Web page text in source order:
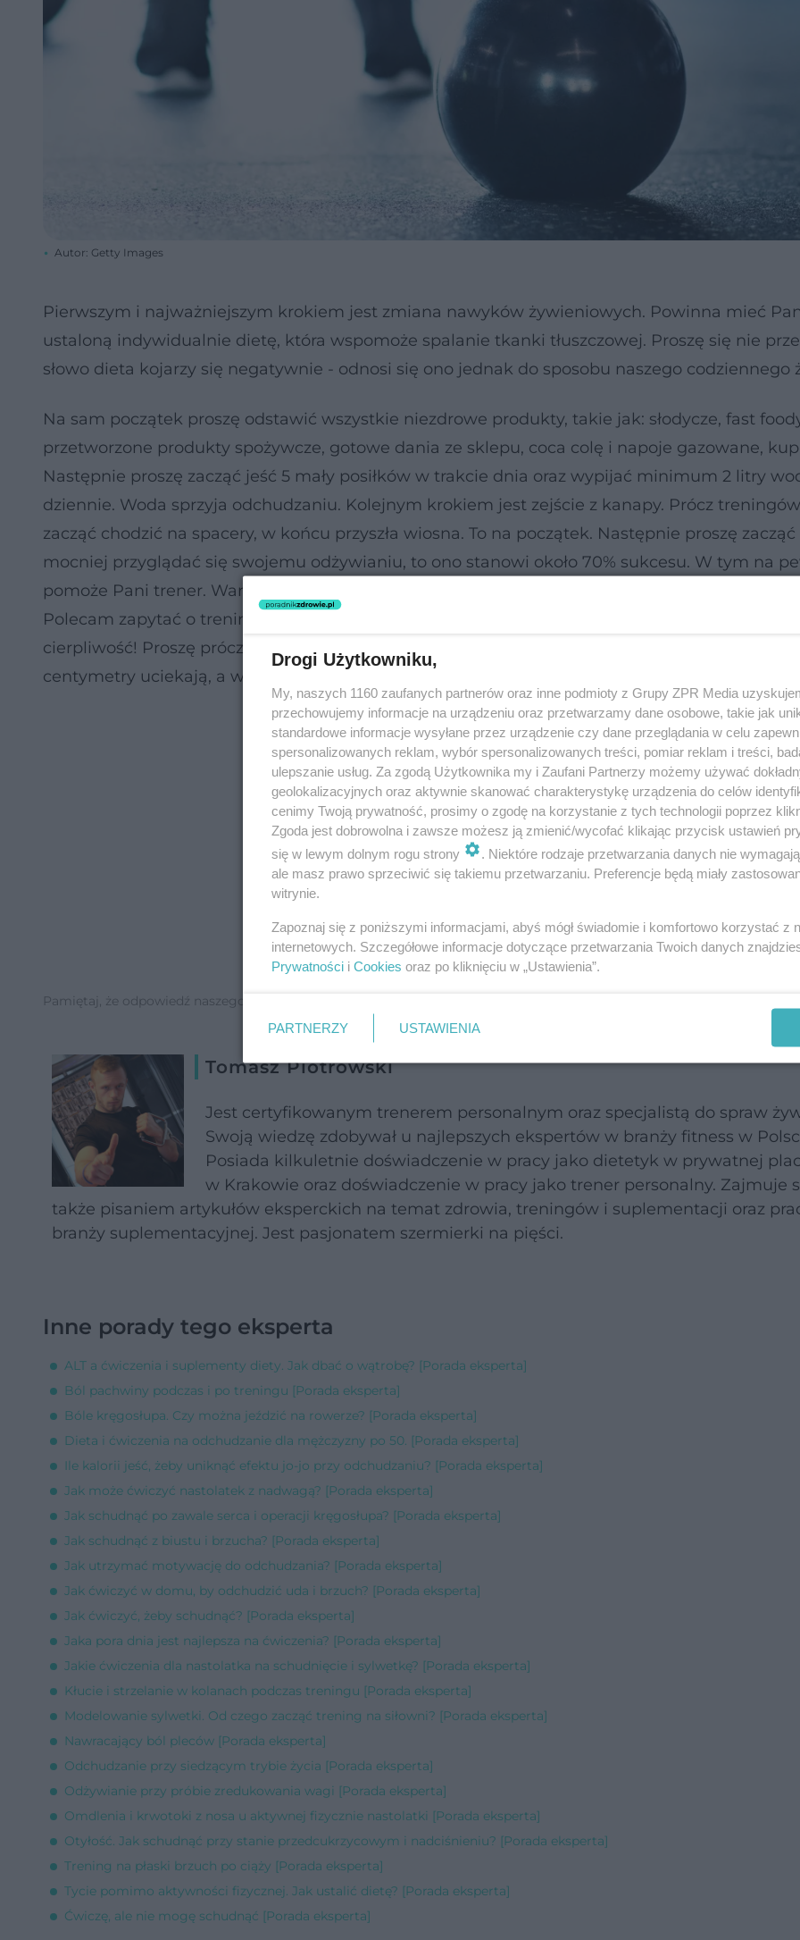
Autor: Getty Images
Pierwszym i najważniejszym krokiem jest zmiana nawyków żywieniowych. Powinna mieć
ustaloną indywidualnie dietę, która wspomoże spalanie tkanki tłuszczowej. Proszę się nie
słowo dieta kojarzy się negatywnie - odnosi się ono jednak do sposobu naszego codziennego
Na sam początek proszę odstawić wszystkie niezdrowe produkty, takie jak: słodycze, fast
przetworzone produkty spożywcze, gotowe dania ze sklepu, coca colę i napoje gazowane,
Następnie proszę zacząć jeść 5 mały posiłków w trakcie dnia oraz wypijać minimum 2 litry
dziennie. Woda sprzyja odchudzaniu. Kolejnym krokiem jest zejście z kanapy. Prócz
zacząć chodzić na spacery, w końcu przyszła wiosna. To na początek. Następnie proszę zacząć
mocniej przyglądać się swojemu odżywianiu, to ono stanowi około 70% sukcesu. W tym na
pomoże Pani trener. Warto również porozmawiać trenerem nad formą treningu
Polecam zapytać o trening z odważnikami kulowymi kettlebells. Ostatnią ważną rzeczą jest
cierpliwość! Proszę prócz wagi mierzyć również obwody ciała. Bardzo często zdarza się tak, że
centymetry uciekają, a waga stoi. Pozdrawiam serdecznie i życzę powodzenia!
Pamiętaj, że odpowiedź naszego eksperta ma charakter informacyjny i nie zastąpi wizyty u lekarza.
Tomasz Piotrowski
Jest certyfikowanym trenerem personalnym oraz specjalistą do spraw
Swoją wiedzę zdobywał u najlepszych ekspertów w branży fitness w
Posiada kilkuletnie doświadczenie w pracy jako dietetyk w prywatnej
w Krakowie oraz doświadczenie w pracy jako trener personalny. Zajmuje
także pisaniem artykułów eksperckich na temat zdrowia, treningów i suplementacji oraz
branży suplementacyjnej. Jest pasjonatem szermierki na pięści.
Inne porady tego eksperta
ALT a ćwiczenia i suplementy diety. Jak dbać o wątrobę? [Porada eksperta]
Ból pachwiny podczas i po treningu [Porada eksperta]
Bóle kręgosłupa. Czy można jeździć na rowerze? [Porada eksperta]
Dieta i ćwiczenia na odchudzanie dla mężczyzny po 50. [Porada eksperta]
Ile kalorii jeść, żeby uniknąć efektu jo-jo przy odchudzaniu? [Porada eksperta]
Jak może ćwiczyć nastolatek z nadwagą? [Porada eksperta]
Jak schudnąć po zawale serca i operacji kręgosłupa? [Porada eksperta]
Jak schudnąć z biustu i brzucha? [Porada eksperta]
Jak utrzymać motywację do odchudzania? [Porada eksperta]
Jak ćwiczyć w domu, by odchudzić uda i brzuch? [Porada eksperta]
Jak ćwiczyć, żeby schudnąć? [Porada eksperta]
Jaka pora dnia jest najlepsza na ćwiczenia? [Porada eksperta]
Jakie ćwiczenia dla nastolatka na schudnięcie i sylwetkę? [Porada eksperta]
Kłucie i strzelanie w kolanach podczas treningu [Porada eksperta]
Modelowanie sylwetki. Od czego zacząć trening na siłowni? [Porada eksperta]
Nawracający ból pleców [Porada eksperta]
Odchudzanie przy siedzącym trybie życia [Porada eksperta]
Odżywianie przy próbie zredukowania wagi [Porada eksperta]
Omdlenia i krwotoki z nosa u aktywnej fizycznie nastolatki [Porada eksperta]
Otyłość. Jak schudnąć przy stanie przedcukrzycowym i nadciśnieniu? [Porada eksperta]
Trening na płaski brzuch po ciąży [Porada eksperta]
Tycie pomimo aktywności fizycznej. Jak ustalić dietę? [Porada eksperta]
Ćwiczę, ale nie mogę schudnąć [Porada eksperta]
Drogi Użytkowniku,
My, naszych 1160 zaufanych partnerów oraz inne podmioty z Grupy ZPR Media
przechowujemy informacje na urządzeniu oraz przetwarzamy dane osobowe, takie jak
standardowe informacje wysyłane przez urządzenie czy dane przeglądania w celu
spersonalizowanych reklam, wybór spersonalizowanych treści, pomiar reklam i treści,
ulepszanie usług. Za zgodą Użytkownika my i Zaufani Partnerzy możemy używać
geolokalizacyjnych oraz aktywnie skanować charakterystykę urządzenia do celów
cenimy Twoją prywatność, prosimy o zgodę na korzystanie z tych technologii poprzez
Zgoda jest dobrowolna i zawsze możesz ją zmienić/wycofać klikając przycisk ustawień
się w lewym dolnym rogu strony
. Niektóre rodzaje przetwarzania danych nie
ale masz prawo sprzeciwić się takiemu przetwarzaniu. Preferencje będą miały
witrynie.
Zapoznaj się z poniższymi informacjami, abyś mógł świadomie i komfortowo korzystać z
internetowych. Szczegółowe informacje dotyczące przetwarzania Twoich danych
Prywatności i Cookies oraz po kliknięciu w „Ustawienia”.
PARTNERZY USTAWIENIA